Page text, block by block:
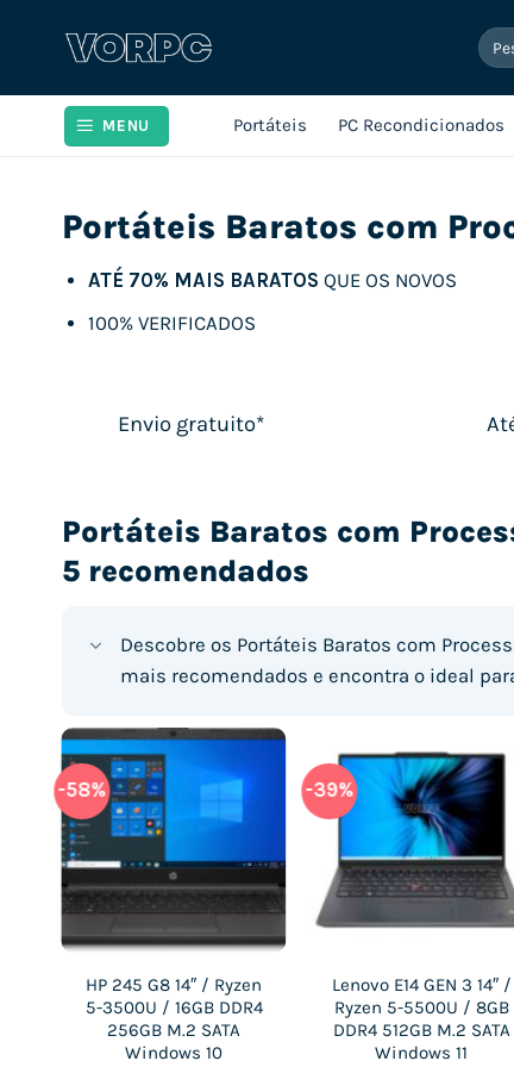
por:
MENU Portáteis PC Recondicionados
Portáteis Baratos com
ATÉ 70% MAIS BARATOS QUE OS NOVOS
100% VERIFICADOS
Envio gratuito*
Portáteis Baratos com
5 recomendados
Descobre os Portáteis Baratos com
mais recomendados e encontra o ideal
-58%
HP 245 G8 14″ / Ryzen
5-3500U / 16GB DDR4
256GB M.2 SATA
Windows 10
-39%
Lenovo E14 GEN 3 14″ /
Ryzen 5-5500U / 8GB
DDR4 512GB M.2 SATA
Windows 11
-20%
Lenovo V15-ADA 15.6″ /
Ryzen 5-3500U / 8GB
DDR4 256GB M.2
NVMe Windows 11
-61%
HP 245 G8 14″ / Ryzen
5-3500U / 16GB DDR4
1TB M.2 SATA
10